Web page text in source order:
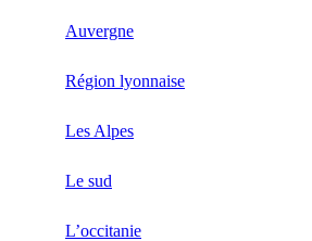
Auvergne
Région lyonnaise
Les Alpes
Le sud
L’occitanie